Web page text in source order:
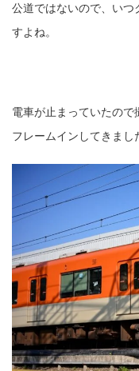
公道ではないので、い
すよね。
電車が止まっていたの
フレームインしてきまし